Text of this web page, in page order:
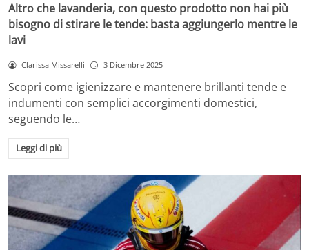
Altro che lavanderia, con questo prodotto non hai più
bisogno di stirare le tende: basta aggiungerlo mentre le
lavi
Clarissa Missarelli 3 Dicembre 2025
Scopri come igienizzare e mantenere brillanti tende e
indumenti con semplici accorgimenti domestici,
seguendo le…
Leggi di più